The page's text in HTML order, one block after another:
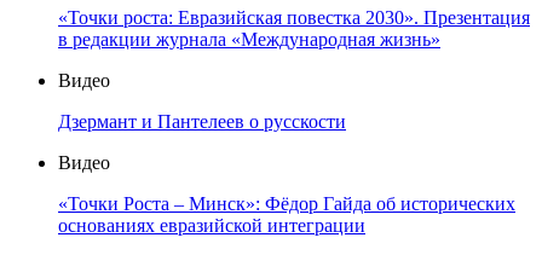
«Точки роста: Евразийская повестка 2030». Презентация
в редакции журнала «Международная жизнь»
Видео
Дзермант и Пантелеев о русскости
Видео
«Точки Роста – Минск»: Фёдор Гайда об исторических
основаниях евразийской интеграции